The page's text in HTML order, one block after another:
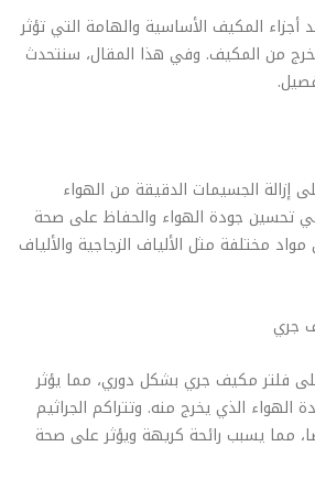
المكيف الأساسية والهامة التي تؤثر
من المكيف. وفي هذا المقال، سنتحدث
الجسيمات الدقيقة من الهواء
تحسين جودة الهواء والحفاظ على صحة
مواد مختلفة مثل الألياف الزجاجية والألياف
جري
على فلتر مكيف جري بشكل دوري، مما يؤثر
الذي يخرج منه. وتتراكم الجراثيم
مما يسبب رائحة كريهة ويؤثر على صحة